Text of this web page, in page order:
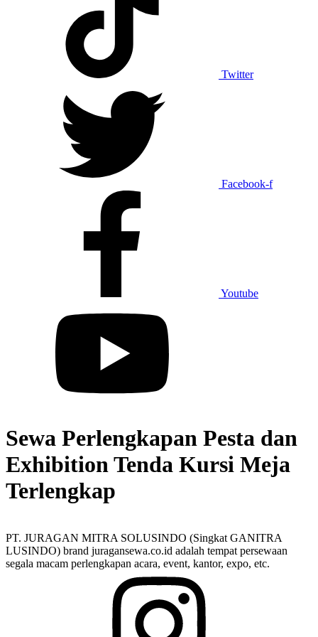
Twitter
Facebook-f
Youtube
Sewa Perlengkapan Pesta dan
Exhibition Tenda Kursi Meja
Terlengkap
PT. JURAGAN MITRA SOLUSINDO (Singkat GANITRA
LUSINDO) brand juragansewa.co.id adalah tempat persewaan
segala macam perlengkapan acara, event, kantor, expo, etc.